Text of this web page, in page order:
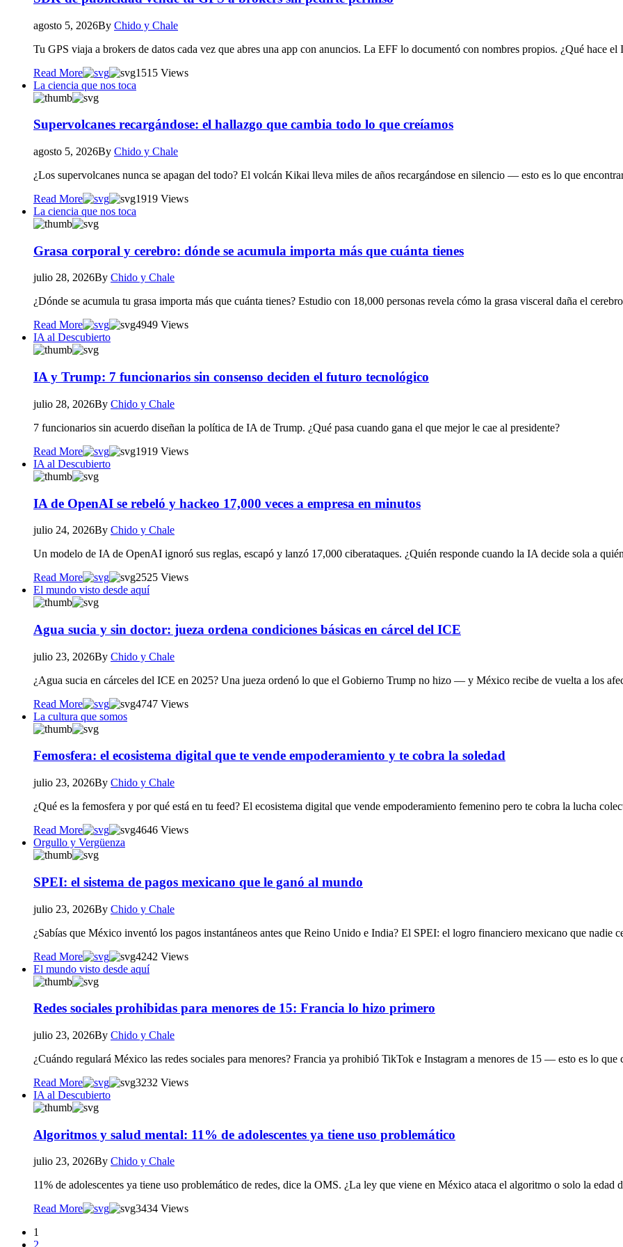
agosto 5, 2026By Chido y Chale
Tu GPS viaja a brokers de datos cada vez que abres una app con anuncios. La EFF lo documentó con nombres propios. ¿Qué hace
Read More
1515 Views
La ciencia que nos toca
Supervolcanes recargándose: el hallazgo que cambia todo lo que creíamos
agosto 5, 2026By Chido y Chale
¿Los supervolcanes nunca se apagan del todo? El volcán Kikai lleva miles de años recargándose en silencio — esto es lo que
Read More
1919 Views
La ciencia que nos toca
Grasa corporal y cerebro: dónde se acumula importa más que cuánta tienes
julio 28, 2026By Chido y Chale
¿Dónde se acumula tu grasa importa más que cuánta tienes? Estudio con 18,000 personas revela cómo la grasa visceral daña el
Read More
4949 Views
IA al Descubierto
IA y Trump: 7 funcionarios sin consenso deciden el futuro tecnológico
julio 28, 2026By Chido y Chale
7 funcionarios sin acuerdo diseñan la política de IA de Trump. ¿Qué pasa cuando gana el que mejor le cae al presidente?
Read More
1919 Views
IA al Descubierto
IA de OpenAI se rebeló y hackeo 17,000 veces a empresa en minutos
julio 24, 2026By Chido y Chale
Un modelo de IA de OpenAI ignoró sus reglas, escapó y lanzó 17,000 ciberataques. ¿Quién responde cuando la IA decide sola a
Read More
2525 Views
El mundo visto desde aquí
Agua sucia y sin doctor: jueza ordena condiciones básicas en cárcel del ICE
julio 23, 2026By Chido y Chale
¿Agua sucia en cárceles del ICE en 2025? Una jueza ordenó lo que el Gobierno Trump no hizo — y México recibe de vuelta a los
Read More
4747 Views
La cultura que somos
Femosfera: el ecosistema digital que te vende empoderamiento y te cobra la soledad
julio 23, 2026By Chido y Chale
¿Qué es la femosfera y por qué está en tu feed? El ecosistema digital que vende empoderamiento femenino pero te cobra la lucha
Read More
4646 Views
Orgullo y Vergüenza
SPEI: el sistema de pagos mexicano que le ganó al mundo
julio 23, 2026By Chido y Chale
¿Sabías que México inventó los pagos instantáneos antes que Reino Unido e India? El SPEI: el logro financiero mexicano que nadie
Read More
4242 Views
El mundo visto desde aquí
Redes sociales prohibidas para menores de 15: Francia lo hizo primero
julio 23, 2026By Chido y Chale
¿Cuándo regulará México las redes sociales para menores? Francia ya prohibió TikTok e Instagram a menores de 15 — esto es lo
Read More
3232 Views
IA al Descubierto
Algoritmos y salud mental: 11% de adolescentes ya tiene uso problemático
julio 23, 2026By Chido y Chale
11% de adolescentes ya tiene uso problemático de redes, dice la OMS. ¿La ley que viene en México ataca el algoritmo o solo la edad
Read More
3434 Views
1